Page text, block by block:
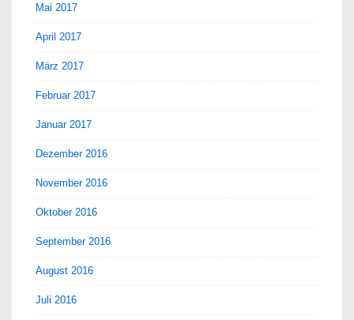
Mai 2017
April 2017
März 2017
Februar 2017
Januar 2017
Dezember 2016
November 2016
Oktober 2016
September 2016
August 2016
Juli 2016